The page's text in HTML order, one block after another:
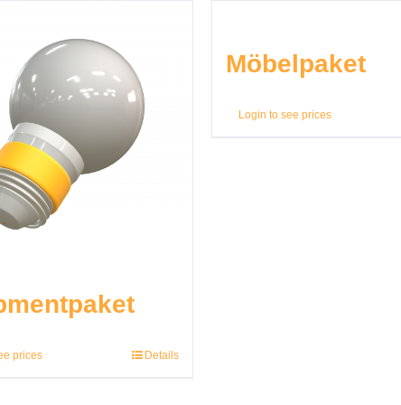
prices Details
Möbelpaket
Login to see prices